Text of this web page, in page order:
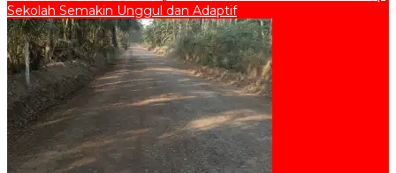
Sekolah Semakin Unggul dan Adaptif